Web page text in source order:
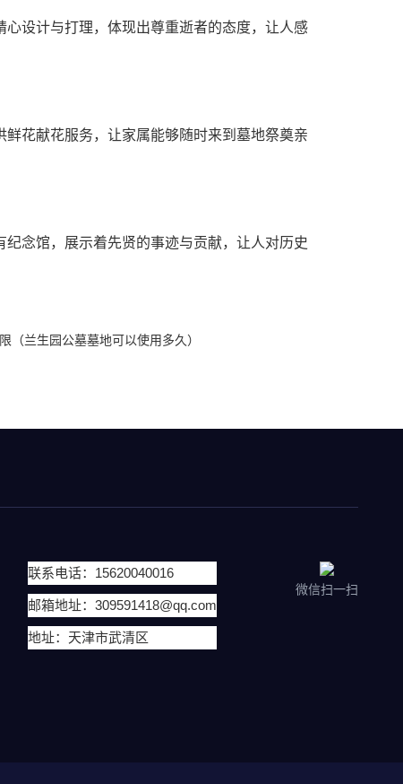
设计与打理，体现出尊重逝者的态度，让人感
花献花服务，让家属能够随时来到墓地祭奠亲
念馆，展示着先贤的事迹与贡献，让人对历史
兰生园公墓墓地可以使用多久）
联系电话：15620040016
邮箱地址：309591418@qq.com
地址：天津市武清区
微信扫一扫